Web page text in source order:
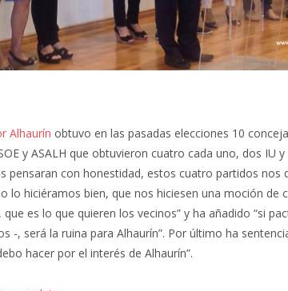
Alhaurín obtuvo en las pasadas elecciones 10
y ASALH que obtuvieron cuatro cada uno, dos IU y
pensaran con honestidad, estos cuatro partidos nos
lo hiciéramos bien, que nos hiciesen una moción de
es lo que quieren los vecinos” y ha añadido “si
-, será la ruina para Alhaurín”. Por último ha
hacer por el interés de Alhaurín”.